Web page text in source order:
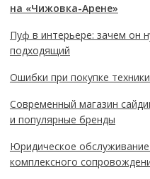
на «Чижовка-Арене»
Пуф в интерьере: зачем он
подходящий
Ошибки при покупке
Современный магазин
и популярные бренды
Юридическое
комплексного